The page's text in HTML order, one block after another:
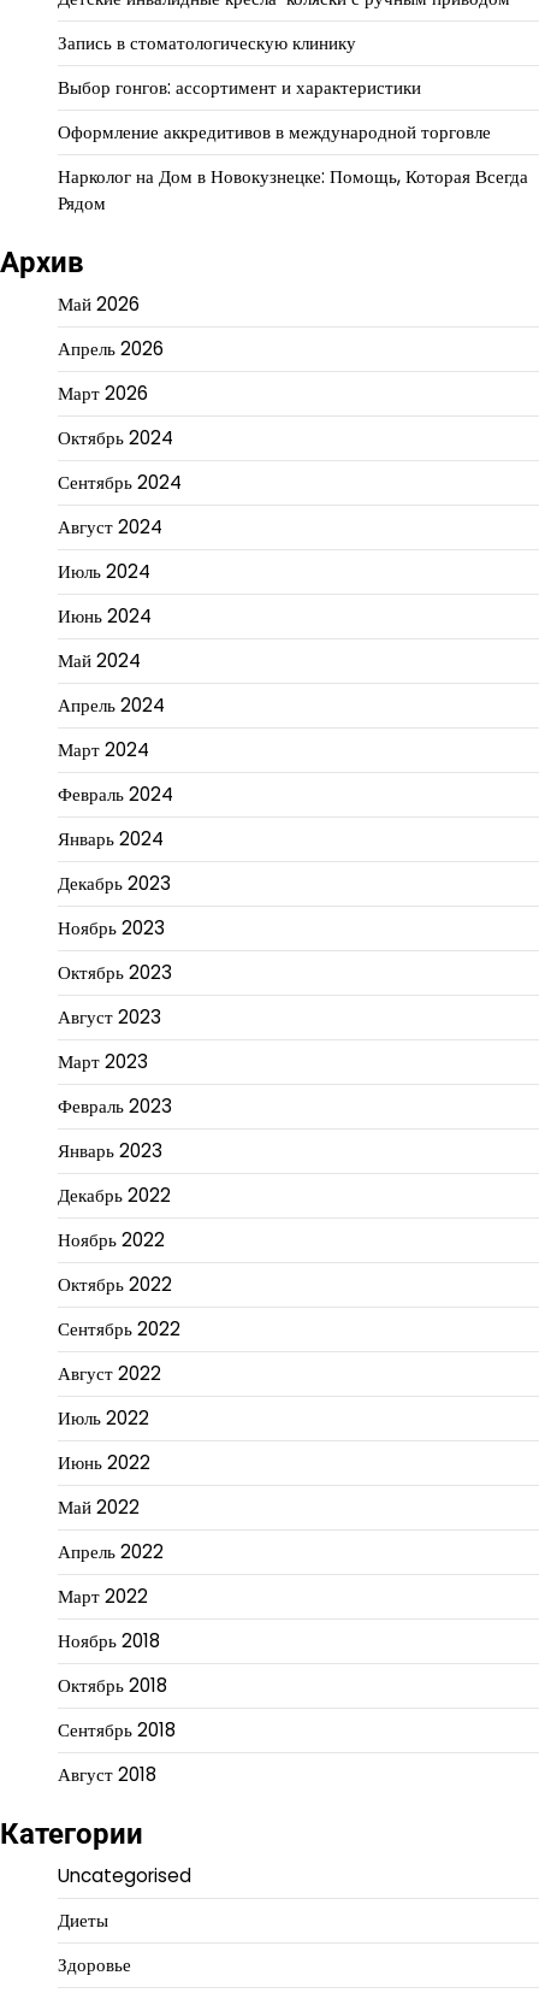
Запись в стоматологическую клинику
Выбор гонгов: ассортимент и характеристики
Оформление аккредитивов в международной торговле
Нарколог на Дом в Новокузнецке: Помощь, Которая Всегда
Рядом
Архив
Май 2026
Апрель 2026
Март 2026
Октябрь 2024
Сентябрь 2024
Август 2024
Июль 2024
Июнь 2024
Май 2024
Апрель 2024
Март 2024
Февраль 2024
Январь 2024
Декабрь 2023
Ноябрь 2023
Октябрь 2023
Август 2023
Март 2023
Февраль 2023
Январь 2023
Декабрь 2022
Ноябрь 2022
Октябрь 2022
Сентябрь 2022
Август 2022
Июль 2022
Июнь 2022
Май 2022
Апрель 2022
Март 2022
Ноябрь 2018
Октябрь 2018
Сентябрь 2018
Август 2018
Категории
Uncategorised
Диеты
Здоровье